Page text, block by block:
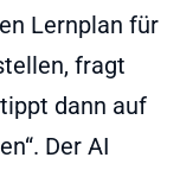
Lernplan für
fragt
dann auf
Der AI